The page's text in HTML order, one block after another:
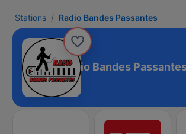
Stations Radio Bandes Passantes
Radio Bandes Passantes